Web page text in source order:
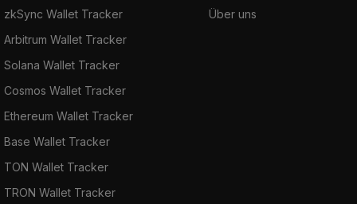
zkSync Wallet Tracker
Arbitrum Wallet Tracker
Solana Wallet Tracker
Cosmos Wallet Tracker
Ethereum Wallet Tracker
Base Wallet Tracker
TON Wallet Tracker
TRON Wallet Tracker
Über uns